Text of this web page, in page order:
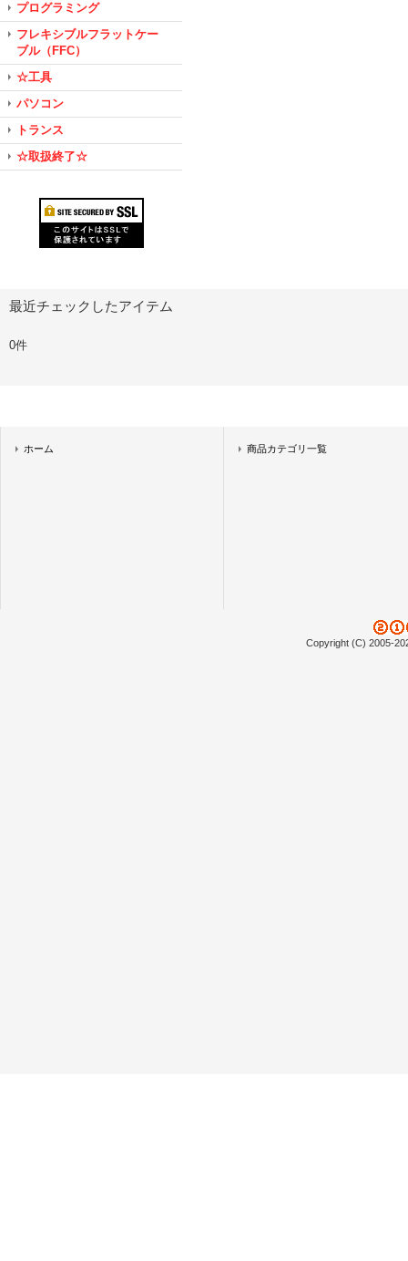
プログラミング
フレキシブルフラットケー
ブル（FFC）
☆工具
パソコン
トランス
☆取扱終了☆
最近チェックしたアイテム
0件
ホーム 商品カテゴリ一覧
Copyright (C) 2005-